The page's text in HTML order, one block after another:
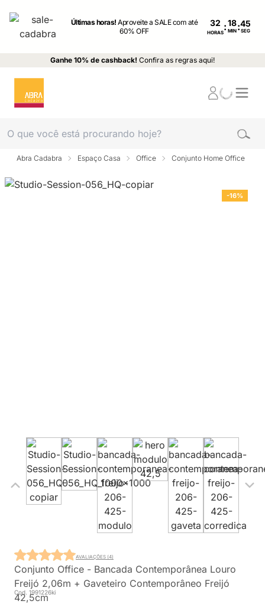
Últimas horas!Aproveite a SALE com até
60% OFF
32
HORAS: MIN : SEG
Ganhe 10% de cashback! Confira as regras aqui!
Abra Cadabra Espaço Casa Office Conjunto Home Office
-16%
Conjunto Office - Bancada Contemporânea Louro
Freijó 2,06m + Gaveteiro Contemporâneo Freijó
42,5cm
Cod. 1991226ki
AVALIAÇÕES (4)